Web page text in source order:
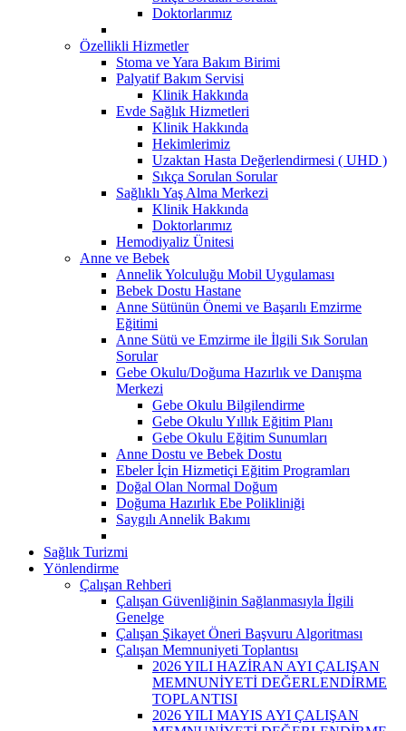
Doktorlarımız
Özellikli Hizmetler
Stoma ve Yara Bakım Birimi
Palyatif Bakım Servisi
Klinik Hakkında
Evde Sağlık Hizmetleri
Klinik Hakkında
Hekimlerimiz
Uzaktan Hasta Değerlendirmesi ( UHD )
Sıkça Sorulan Sorular
Sağlıklı Yaş Alma Merkezi
Klinik Hakkında
Doktorlarımız
Hemodiyaliz Ünitesi
Anne ve Bebek
Annelik Yolculuğu Mobil Uygulaması
Bebek Dostu Hastane
Anne Sütünün Önemi ve Başarılı Emzirme
Eğitimi
Anne Sütü ve Emzirme ile İlgili Sık Sorulan
Sorular
Gebe Okulu/Doğuma Hazırlık ve Danışma
Merkezi
Gebe Okulu Bilgilendirme
Gebe Okulu Yıllık Eğitim Planı
Gebe Okulu Eğitim Sunumları
Anne Dostu ve Bebek Dostu
Ebeler İçin Hizmetiçi Eğitim Programları
Doğal Olan Normal Doğum
Doğuma Hazırlık Ebe Polikliniği
Saygılı Annelik Bakımı
Sağlık Turizmi
Yönlendirme
Çalışan Rehberi
Çalışan Güvenliğinin Sağlanmasıyla İlgili
Genelge
Çalışan Şikayet Öneri Başvuru Algoritması
Çalışan Memnuniyeti Toplantısı
2026 YILI HAZİRAN AYI ÇALIŞAN
MEMNUNİYETİ DEĞERLENDİRME
TOPLANTISI
2026 YILI MAYIS AYI ÇALIŞAN